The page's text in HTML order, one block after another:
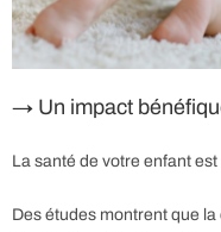
→ Un impact
La santé de votre enfant est
Des études montrent que